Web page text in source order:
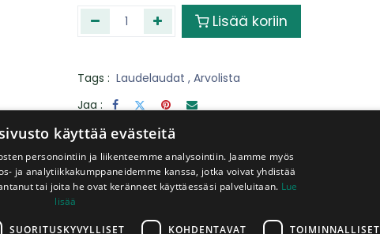
Lisää koriin
Tags : Laudelaudat , Arvolista
Jaa :
​Palveluitamme
Levyt
mittoihin
Peräkärry
Toimituksia
käyttää evästeitä
personointiin ja liikenteemme analysointiin. Jaamme myös
ja analytiikkakumppaneidemme kanssa, jotka voivat yhdistää
tai joita he ovat keränneet käyttäessäsi palveluitaan. Lue
lisää
SUORITUSKYVYLLISET KOHDENTAVAT TOIMINNALLISET